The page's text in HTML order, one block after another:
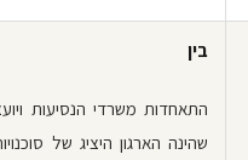
בין
התאחדות משרדי הנסיעות
שהינה הארגון היציג של